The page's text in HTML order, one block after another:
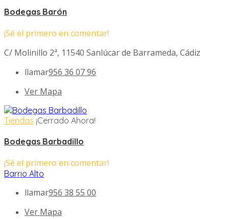
Bodegas Barón
¡Sé el primero en comentar!
C/ Molinillo 2ª, 11540 Sanlúcar de Barrameda, Cádiz
llamar956 36 07 96
Ver Mapa
Tiendas ¡Cerrado Ahora!
Bodegas Barbadillo
¡Sé el primero en comentar!
Barrio Alto
llamar956 38 55 00
Ver Mapa